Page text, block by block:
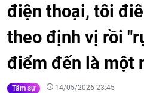
điện thoại, tôi
theo định vị rồi
điểm đến là một
Tâm sự 14/05/2026 23:45